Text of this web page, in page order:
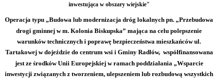
inwestująca w obszary wiejskie"
Operacja typu „Budowa lub modernizacja dróg lokalnych pn. „Przebudowa
drogi gminnej w m. Kolonia Biskupska” mająca na celu polepszenie
warunków technicznych i poprawę bezpieczeństwa mieszkańców ul.
Tartakowej w dojeździe do centrum wsi i Gminy Radłów, współfinansowana
jest ze środków Unii Europejskiej w ramach poddziałania „Wsparcie
inwestycji związanych z tworzeniem, ulepszeniem lub rozbudową wszystkich